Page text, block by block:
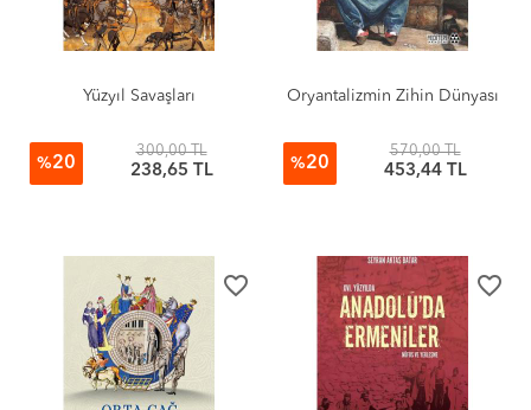
Yüzyıl Savaşları
%20
300,00 TL
238,65 TL
Oryantalizmin Zihin Dünyası
%20
570,00 TL
453,44 TL
favorite_border favorite_border